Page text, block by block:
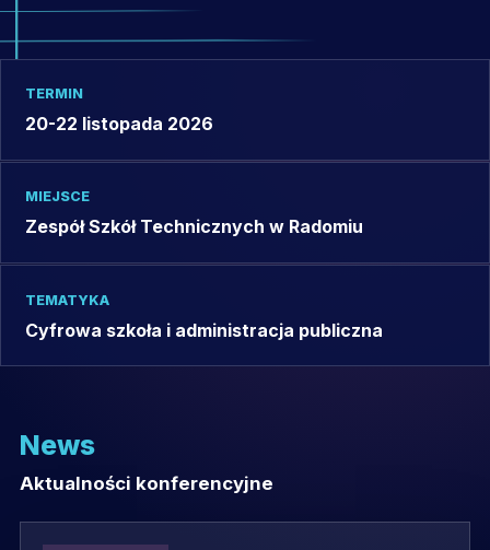
TERMIN
20-22 listopada 2026
MIEJSCE
Zespół Szkół Technicznych w Radomiu
TEMATYKA
Cyfrowa szkoła i administracja publiczna
News
Aktualności konferencyjne